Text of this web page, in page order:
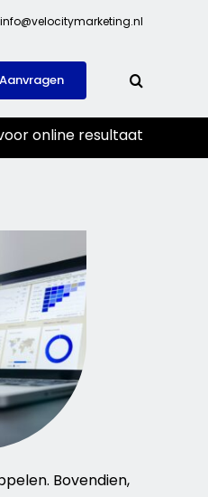
info@velocitymarketing.nl
online resultaat
Bovendien,